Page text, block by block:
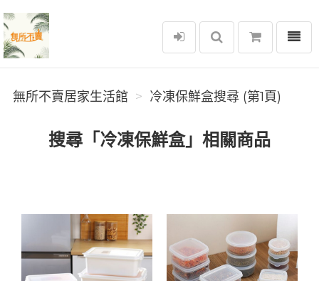
無所不賣居家生活館
選單
無所不賣居家生活館 冷凍保鮮盒搜尋 (第1頁)
搜尋「冷凍保鮮盒」相關商品